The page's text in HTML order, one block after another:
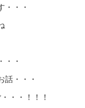
・・
ね
・・
・・・
・・！！！